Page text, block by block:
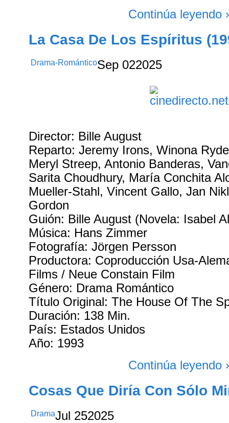
Continúa leyendo
La Casa De Los Espíritus
Drama-RománticoSep 022025
Director: Bille August
Reparto: Jeremy Irons, Winona
Meryl Streep, Antonio Banderas,
Sarita Choudhury, María Conchita
Mueller-Stahl, Vincent Gallo, Jan
Gordon
Guión: Bille August (Novela: Isabel
Música: Hans Zimmer
Fotografía: Jörgen Persson
Productora: Coproducción Usa-
Films / Neue Constain Film
Género: Drama Romántico
Título Original: The House Of The
Duración: 138 Min.
País: Estados Unidos
Año: 1993
Continúa leyendo
Cosas Que Diría Con Sólo
DramaJul 252025